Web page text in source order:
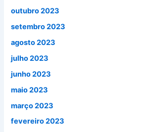
outubro 2023
setembro 2023
agosto 2023
julho 2023
junho 2023
maio 2023
março 2023
fevereiro 2023